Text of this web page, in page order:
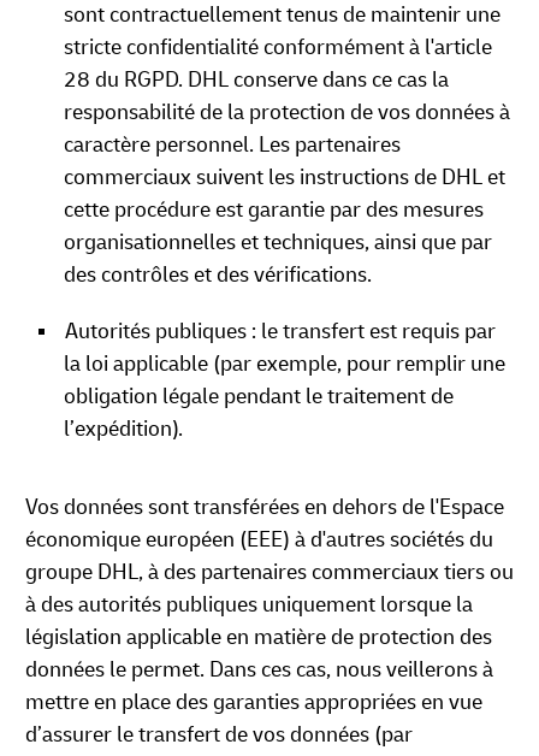
sont contractuellement tenus de maintenir une
stricte confidentialité conformément à l'article
28 du RGPD. DHL conserve dans ce cas la
responsabilité de la protection de vos données à
caractère personnel. Les partenaires
commerciaux suivent les instructions de DHL et
cette procédure est garantie par des mesures
organisationnelles et techniques, ainsi que par
des contrôles et des vérifications.
Autorités publiques : le transfert est requis par
la loi applicable (par exemple, pour remplir une
obligation légale pendant le traitement de
l’expédition).
Vos données sont transférées en dehors de l'Espace
économique européen (EEE) à d'autres sociétés du
groupe DHL, à des partenaires commerciaux tiers ou
à des autorités publiques uniquement lorsque la
législation applicable en matière de protection des
données le permet. Dans ces cas, nous veillerons à
mettre en place des garanties appropriées en vue
d’assurer le transfert de vos données (par